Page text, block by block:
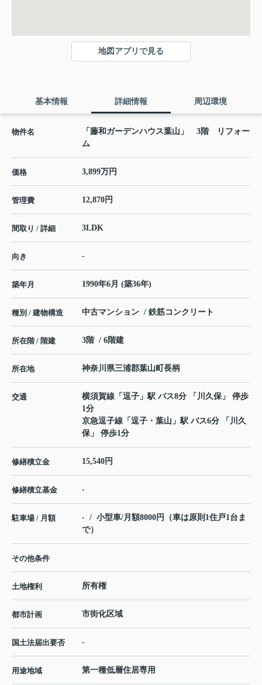
地図アプリで見る
基本情報 詳細情報 周辺環境
物件名
「藤和ガーデンハウス葉山」 3階 リフォー
ム
価格 3,899万円
管理費 12,870円
間取り / 詳細 3LDK
向き -
築年月 1990年6月 (築36年)
種別 / 建物構造 中古マンション / 鉄筋コンクリート
所在階 / 階建 3階 / 6階建
所在地 神奈川県三浦郡葉山町長柄
交通 横須賀線 「逗子 」駅 バス8分 「川久保」 停歩
1分
京急逗子線 「逗子・葉山 」駅 バス6分 「川久
保」 停歩1分
修繕積立金 15,540円
修繕積立基金 -
駐車場 / 月額
- / 小型車/月額8000円（車は原則1住戸1台ま
で）
その他条件
土地権利 所有権
都市計画 市街化区域
国土法届出要否 -
用途地域 第一種低層住居専用